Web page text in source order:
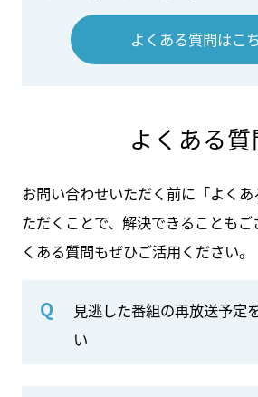
よくある質問はこ
よくある質
お問い合わせいただく前に「よく
ただくことで、解決できることもご
くある質問もぜひご活用ください。
Q
見逃した番組の再放送予定
い